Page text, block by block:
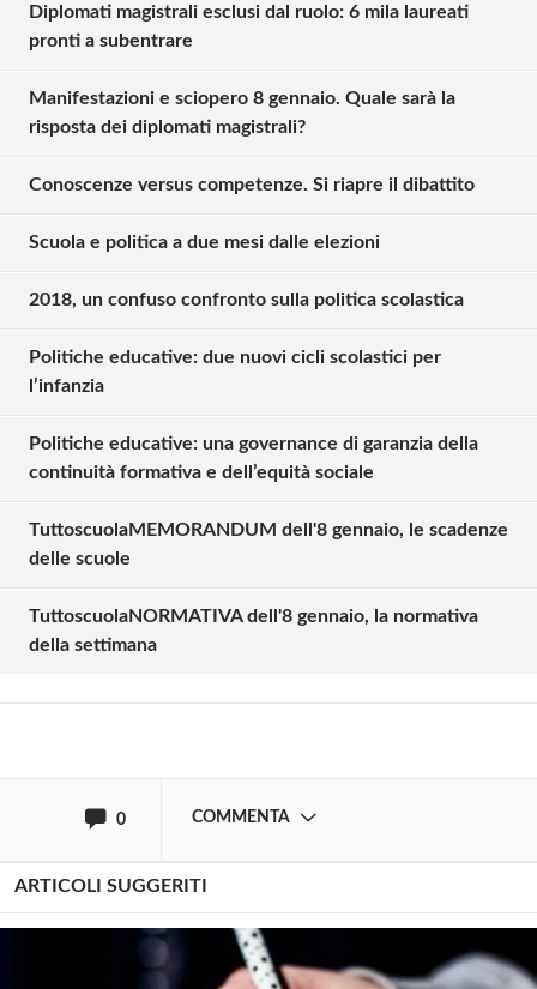
Diplomati magistrali esclusi dal ruolo: 6 mila laureati
pronti a subentrare
Manifestazioni e sciopero 8 gennaio. Quale sarà la
risposta dei diplomati magistrali?
Conoscenze versus competenze. Si riapre il dibattito
Scuola e politica a due mesi dalle elezioni
2018, un confuso confronto sulla politica scolastica
Politiche educative: due nuovi cicli scolastici per
l’infanzia
Politiche educative: una governance di garanzia della
continuità formativa e dell’equità sociale
TuttoscuolaMEMORANDUM dell'8 gennaio, le scadenze
delle scuole
TuttoscuolaNORMATIVA dell'8 gennaio, la normativa
della settimana
0 COMMENTA
Solo gli utenti registrati possono
Effettua il
ARTICOLI SUGGERITI